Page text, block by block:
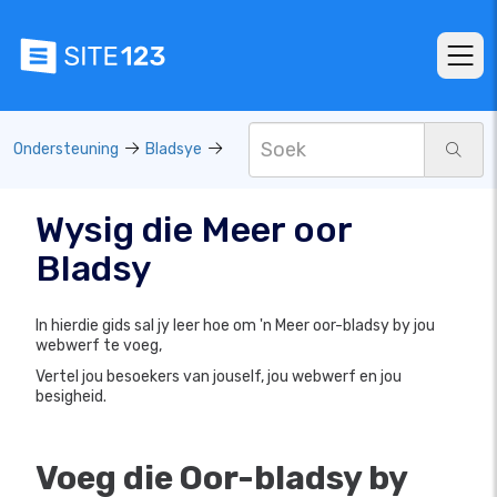
Ondersteuning Bladsye
Wysig die Meer oor
Bladsy
In hierdie gids sal jy leer hoe om 'n Meer oor-bladsy by jou
webwerf te voeg,
Vertel jou besoekers van jouself, jou webwerf en jou
besigheid.
Voeg die Oor-bladsy by